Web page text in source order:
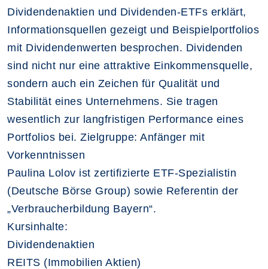
Dividendenaktien und Dividenden-ETFs erklärt,
Informationsquellen gezeigt und Beispielportfolios
mit Dividendenwerten besprochen. Dividenden
sind nicht nur eine attraktive Einkommensquelle,
sondern auch ein Zeichen für Qualität und
Stabilität eines Unternehmens. Sie tragen
wesentlich zur langfristigen Performance eines
Portfolios bei. Zielgruppe: Anfänger mit
Vorkenntnissen
Paulina Lolov ist zertifizierte ETF-Spezialistin
(Deutsche Börse Group) sowie Referentin der
„Verbraucherbildung Bayern“.
Kursinhalte:
Dividendenaktien
REITS (Immobilien Aktien)